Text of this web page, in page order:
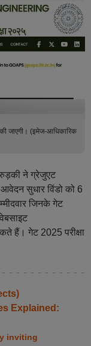
की जाएगी। (इमेज-आधिकारिक
रुड़की ने ग्रेजुएट
सुधार विंडो को 6
जिनके गेट
हैं। गेट 2025 परीक्षा
Explained:
inviting